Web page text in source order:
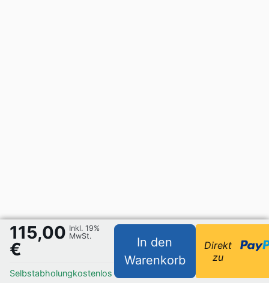
115,00
€
Inkl. 19%
MwSt.
Selbstabholungkostenlos
In den
Warenkorb
Direkt
zu